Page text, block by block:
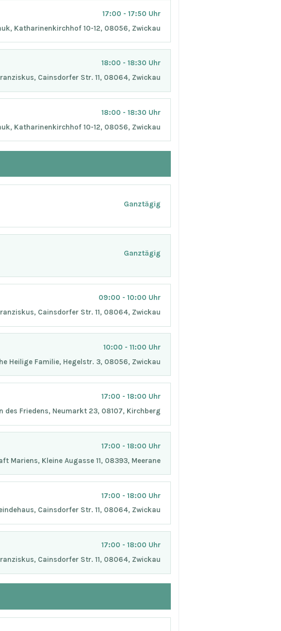
17:00 - 17:50 Uhr
Katharinenkirchhof 10-12, 08056, Zwickau
18:00 - 18:30 Uhr
Cainsdorfer Str. 11, 08064, Zwickau
18:00 - 18:30 Uhr
Katharinenkirchhof 10-12, 08056, Zwickau
Ganztägig
Ganztägig
09:00 - 10:00 Uhr
Cainsdorfer Str. 11, 08064, Zwickau
10:00 - 11:00 Uhr
Heilige Familie, Hegelstr. 3, 08056, Zwickau
17:00 - 18:00 Uhr
des Friedens, Neumarkt 23, 08107, Kirchberg
17:00 - 18:00 Uhr
Mariens, Kleine Augasse 11, 08393, Meerane
17:00 - 18:00 Uhr
Cainsdorfer Str. 11, 08064, Zwickau
17:00 - 18:00 Uhr
Cainsdorfer Str. 11, 08064, Zwickau